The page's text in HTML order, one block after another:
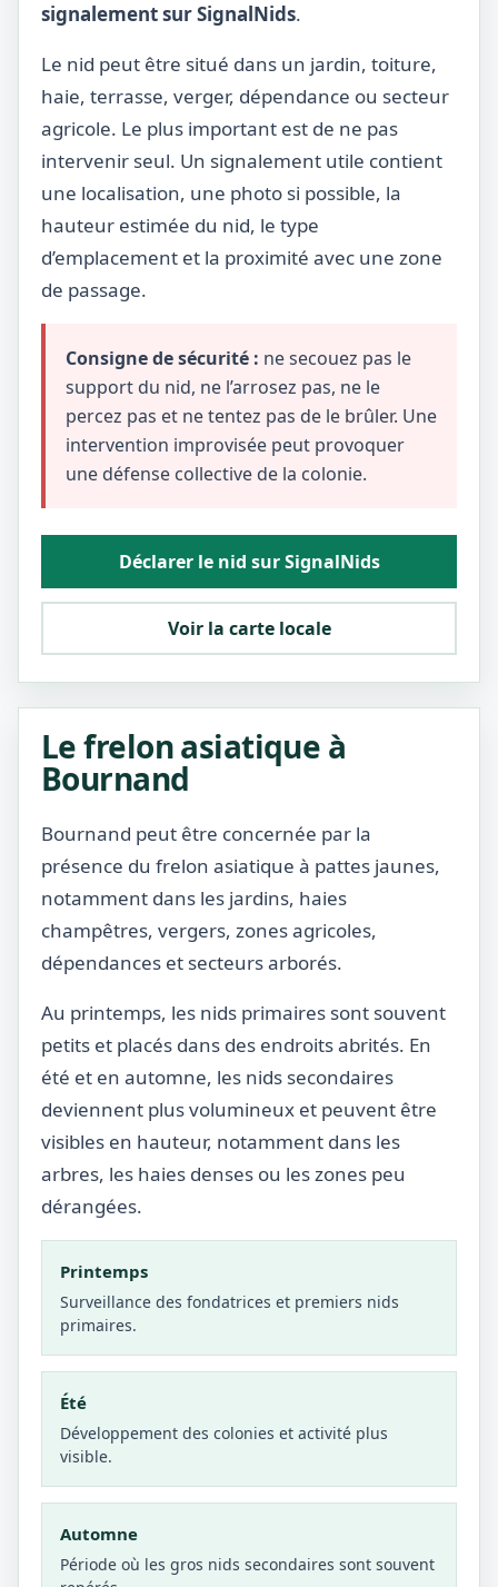
signalement sur SignalNids.
Le nid peut être situé dans un jardin, toiture,
haie, terrasse, verger, dépendance ou secteur
agricole. Le plus important est de ne pas
intervenir seul. Un signalement utile contient
une localisation, une photo si possible, la
hauteur estimée du nid, le type
d’emplacement et la proximité avec une zone
de passage.
Consigne de sécurité : ne secouez pas le
support du nid, ne l’arrosez pas, ne le
percez pas et ne tentez pas de le brûler. Une
intervention improvisée peut provoquer
une défense collective de la colonie.
Déclarer le nid sur SignalNids
Voir la carte locale
Le frelon asiatique à
Bournand
Bournand peut être concernée par la
présence du frelon asiatique à pattes jaunes,
notamment dans les jardins, haies
champêtres, vergers, zones agricoles,
dépendances et secteurs arborés.
Au printemps, les nids primaires sont souvent
petits et placés dans des endroits abrités. En
été et en automne, les nids secondaires
deviennent plus volumineux et peuvent être
visibles en hauteur, notamment dans les
arbres, les haies denses ou les zones peu
dérangées.
Printemps
Surveillance des fondatrices et premiers nids
primaires.
Été
Développement des colonies et activité plus
visible.
Automne
Période où les gros nids secondaires sont souvent